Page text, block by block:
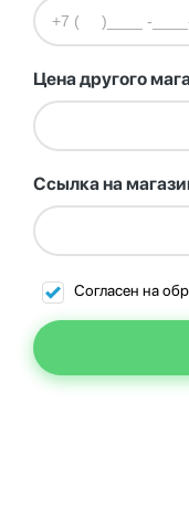
Цена другого
Ссылка на
Согласен на